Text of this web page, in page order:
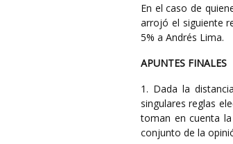
En el caso de
arrojó el siguiente
5% a Andrés Lima.
APUNTES FINALES
1. Dada la
singulares reglas
toman en cuenta
conjunto de la